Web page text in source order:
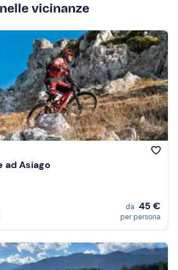
vicinanze
ad Asiago
da 45 €
per persona